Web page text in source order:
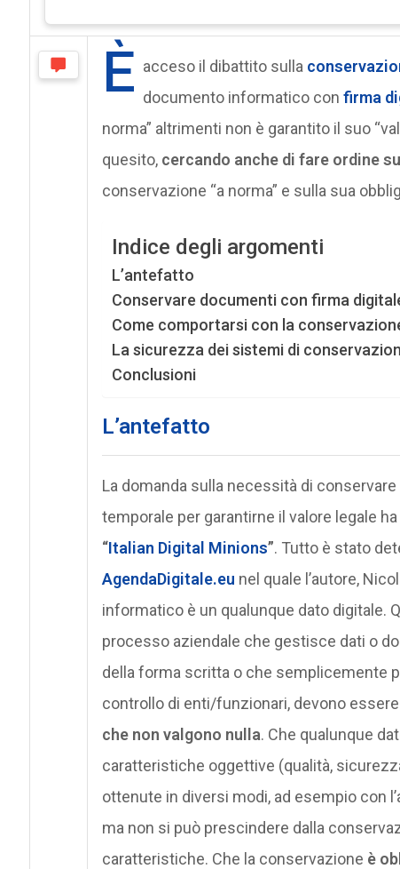
È acceso il dibattito sulla
documento informatico con firma
norma” altrimenti non è garantito il suo
quesito, cercando anche di fare ordine
conservazione “a norma” e sulla sua
Indice degli argomenti
L’antefatto
Conservare documenti con firma
Come comportarsi con la
La sicurezza dei sistemi di
Conclusioni
L’antefatto
La domanda sulla necessità di
temporale per garantirne il valore legale
“Italian Digital Minions”. Tutto è stato
AgendaDigitale.eu nel quale l’autore,
informatico è un qualunque dato digitale.
processo aziendale che gestisce dati o
della forma scritta o che semplicemente
controllo di enti/funzionari, devono
che non valgono nulla. Che qualunque
caratteristiche oggettive (qualità,
ottenute in diversi modi, ad esempio con
ma non si può prescindere dalla
caratteristiche. Che la conservazione è